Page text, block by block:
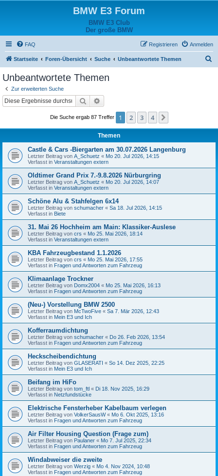
BMW E3 Forum
BMW E3 Club
Der große BMW
FAQ Anmelden
Registrieren
Startseite Foren-Übersicht Suche Unbeantwortete Themen
Unbeantwortete Themen
Zur erweiterten Suche
Suche
Die Suche ergab 87 Treffer 1 2 3 4
Themen
Castle & Cars -Biergarten am 30.07.2026 Langenburg
Letzter Beitrag von A_Schuetz « Mo 20. Jul 2026, 14:15
Verfasst in Veranstaltungen extern
Oldtimer Grand Prix 7.-9.8.2026 Nürburgring
Letzter Beitrag von A_Schuetz « Mo 20. Jul 2026, 14:07
Verfasst in Veranstaltungen extern
Schöne Alu & Stahfelgen 6x14
Letzter Beitrag von schumacher « Sa 18. Jul 2026, 14:15
Verfasst in Biete
31. Mai 26 Hochheim am Main: Klassiker-Auslese
Letzter Beitrag von crs « Mo 25. Mai 2026, 18:14
Verfasst in Veranstaltungen extern
KBA Fahrzeugbestand 1.1.2026
Letzter Beitrag von crs « Mo 25. Mai 2026, 17:55
Verfasst in Fragen und Antworten zum Fahrzeug
Klimaanlage Trockner
Letzter Beitrag von Domx2004 « Mo 25. Mai 2026, 16:13
Verfasst in Fragen und Antworten zum Fahrzeug
(Neu-) Vorstellung BMW 2500
Letzter Beitrag von McTwoFive « Sa 7. Mär 2026, 12:43
Verfasst in Mein E3 und Ich
Kofferraumdichtung
Letzter Beitrag von schumacher « Do 26. Feb 2026, 13:54
Verfasst in Fragen und Antworten zum Fahrzeug
Heckscheibendichtung
Letzter Beitrag von GLASERATI « So 14. Dez 2025, 22:25
Verfasst in Mein E3 und Ich
Beifang im HiFo
Letzter Beitrag von tom_ftl « Di 18. Nov 2025, 16:29
Verfasst in Netzfundstücke
Elektrische Fensterheber Kabelbaum verlegen
Letzter Beitrag von VolkerSausW« Mo 6. Okt 2025, 13:16
Verfasst in Fragen und Antworten zum Fahrzeug
Air Filter Housing Question (Frage zum)
Letzter Beitrag von Paulaner « Mo 7. Jul 2025, 22:34
Verfasst in Fragen und Antworten zum Fahrzeug
Windabweiser die zweite
Letzter Beitrag von Werzig « Mo 4. Nov 2024, 10:48
Verfasst in Fragen und Antworten zum Fahrzeug